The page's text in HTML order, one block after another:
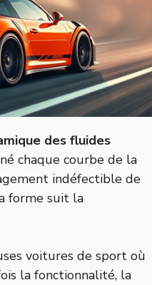
des fluides
chaque courbe de la
indéfectible de
forme suit la
voitures de sport où
la fonctionnalité, la